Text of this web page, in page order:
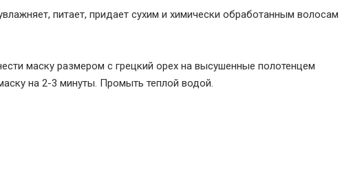
питает, придает сухим и химически обработанным волосам
маску размером с грецкий орех на высушенные полотенцем
на 2-3 минуты. Промыть теплой водой.